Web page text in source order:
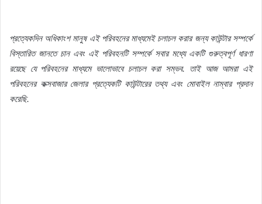
প্রত্যেকদিন অধিকাংশ মানুষ এই পরিবহনের মাধ্যমেই চলাচল করার জন্য কাউন্টার সম্পর্কে
বিস্তারিত জানতে চান এবং এই পরিবহনটি সম্পর্কে সবার মধ্যে একটি গুরুত্বপূর্ণ ধারণা
রয়েছে যে পরিবহনের মাধ্যমে ভালোভাবে চলাচল করা সম্ভব. তাই আজ আমরা এই
পরিবহনের কক্সবাজার জেলার প্রত্যেকটি কাউন্টারের তথ্য এবং মোবাইল নাম্বার প্রদান
করেছি.